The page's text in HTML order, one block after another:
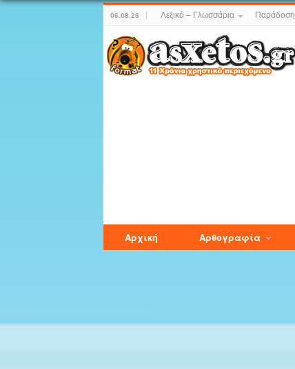
06.08.26 Λεξικό – Γλωσσάρια Παράδοση
Αρχική Αρθογραφία